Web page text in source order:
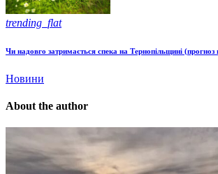
trending_flat
Чи надовго затримається спека на Тернопільщині (прогноз
Новини
About the author